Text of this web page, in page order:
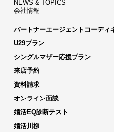
NEWS & TOPICS
会社情報
パートナーエージェントコーディ
U29プラン
シングルマザー応援プラン
来店予約
資料請求
オンライン面談
婚活EQ診断テスト
婚活川柳